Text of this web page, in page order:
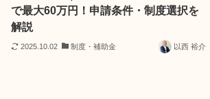
で最大60万円！申請条件・制度選択を
解説
2025.10.02 制度・補助金 以西 裕介